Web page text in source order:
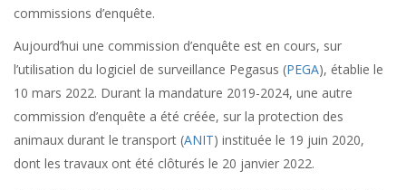
commissions d’enquête.
Aujourd’hui une commission d’enquête est en cours, sur
l’utilisation du logiciel de surveillance Pegasus (PEGA), établie le
10 mars 2022. Durant la mandature 2019-2024, une autre
commission d’enquête a été créée, sur la protection des
animaux durant le transport (ANIT) instituée le 19 juin 2020,
dont les travaux ont été clôturés le 20 janvier 2022.